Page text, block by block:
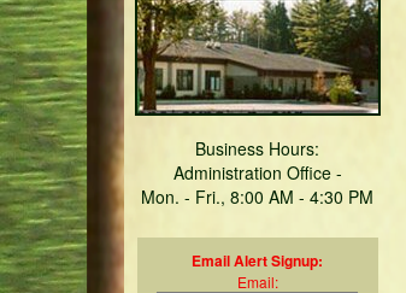
Business Hours:
Administration Office -
Mon. - Fri., 8:00 AM - 4:30 PM
Email Alert Signup:
Email: